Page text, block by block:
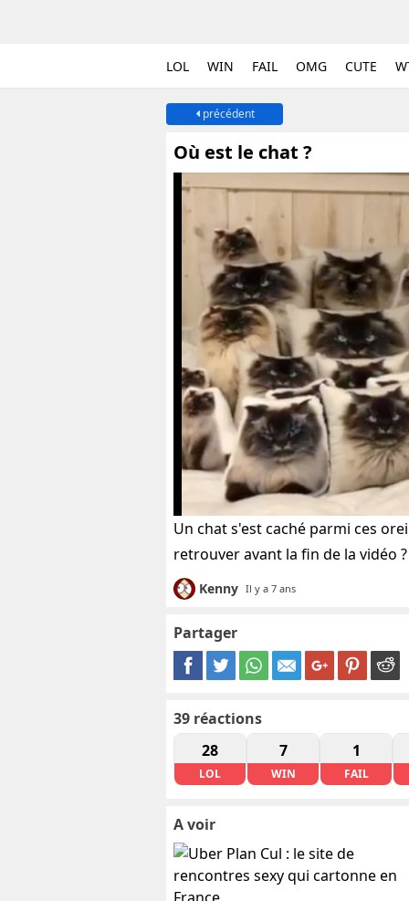
LOL WIN FAIL OMG CUTE
précédent
Où est le chat ?
Un chat s'est caché parmi ces
retrouver avant la fin de la vidéo ?
Kenny Il y a 7 ans
Partager
39 réactions
28
LOL
7
WIN
1
FAIL
A voir